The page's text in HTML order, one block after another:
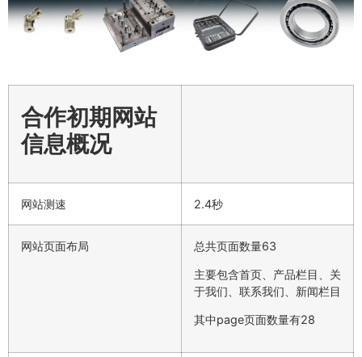
合作初期网站
信息概况
网站测速 2.4秒
网站页面布局 总共页面数量63
主要包含首页、产品栏目、关
于我们、联系我们、新闻栏目
其中page页面数量有28